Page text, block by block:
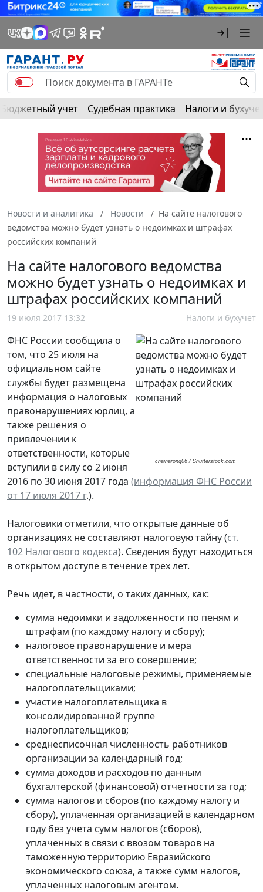
Бюджетный учет Судебная практика Налоги и
Новости и аналитика Новости
На сайте налогового
ведомства можно будет узнать о недоимках и штрафах
российских компаний
На сайте налогового ведомства
можно будет узнать о недоимках и
штрафах российских компаний
19 июля 2017 13:32 Налоги и бухучет
chainarong06 / Shutterstock.com
ФНС России сообщила о
том, что 25 июля на
официальном сайте
службы будет размещена
информация о налоговых
правонарушениях юрлиц, а
также решения о
привлечении к
ответственности, которые
вступили в силу со 2 июня
2016 по 30 июня 2017 года (информация ФНС России
от 17 июля 2017 г.).
Налоговики отметили, что открытые данные об
организациях не составляют налоговую тайну (ст.
102 Налогового кодекса). Сведения будут находиться
в открытом доступе в течение трех лет.
Речь идет, в частности, о таких данных, как:
сумма недоимки и задолженности по пеням и
штрафам (по каждому налогу и сбору);
налоговое правонарушение и мера
ответственности за его совершение;
специальные налоговые режимы, применяемые
налогоплательщиками;
участие налогоплательщика в
консолидированной группе
налогоплательщиков;
среднесписочная численность работников
организации за календарный год;
сумма доходов и расходов по данным
бухгалтерской (финансовой) отчетности за год;
сумма налогов и сборов (по каждому налогу и
сбору), уплаченная организацией в календарном
году без учета сумм налогов (сборов),
уплаченных в связи с ввозом товаров на
таможенную территорию Евразийского
экономического союза, а также сумм налогов,
уплаченных налоговым агентом.